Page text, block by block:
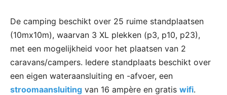
De camping beschikt over 25 ruime standplaatsen
(10mx10m), waarvan 3 XL plekken (p3, p10, p23),
met een mogelijkheid voor het plaatsen van 2
caravans/campers. Iedere standplaats beschikt over
een eigen wateraansluiting en -afvoer, een
stroomaansluiting van 16 ampère en gratis wifi.